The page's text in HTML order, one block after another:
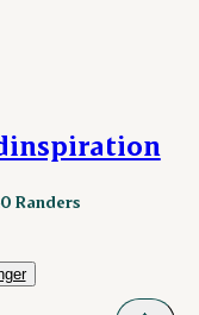
Randers